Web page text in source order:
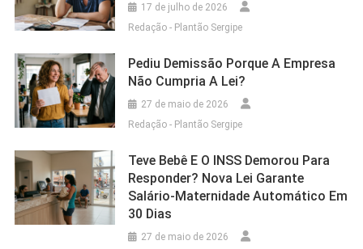
17 de julho de 2026
Redação - Plantão Sergipe
Pediu Demissão Porque A Empresa
Não Cumpria A Lei?
27 de maio de 2026
Redação - Plantão Sergipe
Teve Bebê E O INSS Demorou Para
Responder? Nova Lei Garante
Salário-Maternidade Automático Em
30 Dias
27 de maio de 2026